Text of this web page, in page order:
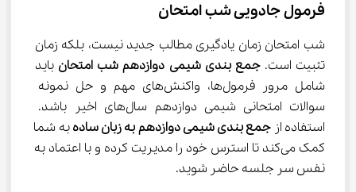
فرمول جادویی شب امتحان
شب امتحان زمان یادگیری مطالب جدید نیست، بلکه زمان
تثبیت است. جمع بندی شیمی دوازدهم شب امتحان باید
شامل مرور فرمول‌ها، واکنش‌های مهم و حل نمونه
سوالات امتحانی شیمی دوازدهم سال‌های اخیر باشد.
استفاده از جمع بندی شیمی دوازدهم به زبان ساده به شما
کمک می‌کند تا استرس خود را مدیریت کرده و با اعتماد به
نفس سر جلسه حاضر شوید.